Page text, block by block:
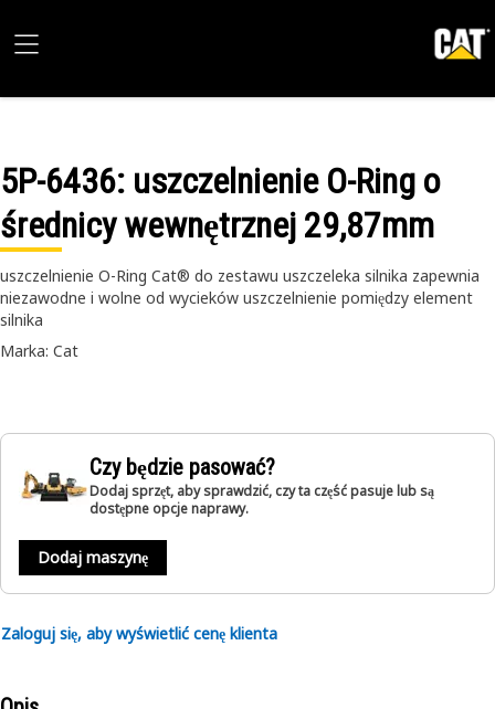
5P-6436: uszczelnienie O-Ring o
średnicy wewnętrznej 29,87mm
uszczelnienie O-Ring Cat® do zestawu uszczeleka silnika zapewnia
niezawodne i wolne od wycieków uszczelnienie pomiędzy element
silnika
Marka: Cat
Czy będzie pasować?
Dodaj sprzęt, aby sprawdzić, czy ta część pasuje lub są
dostępne opcje naprawy.
Dodaj maszynę
Zaloguj się, aby wyświetlić cenę klienta